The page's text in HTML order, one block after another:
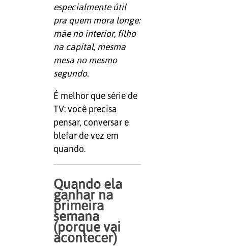
especialmente útil
pra quem mora longe:
mãe no interior, filho
na capital, mesma
mesa no mesmo
segundo.
É melhor que série de
TV: você precisa
pensar, conversar e
blefar de vez em
quando.
Quando ela
ganhar na
primeira
semana
(porque vai
acontecer)